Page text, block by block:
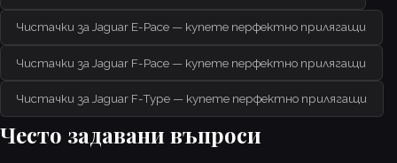
Чистачки за Jaguar E-Pace — купете перфектно прилягащи
Чистачки за Jaguar F-Pace — купете перфектно прилягащи
Чистачки за Jaguar F-Type — купете перфектно прилягащи
Често задавани въпроси